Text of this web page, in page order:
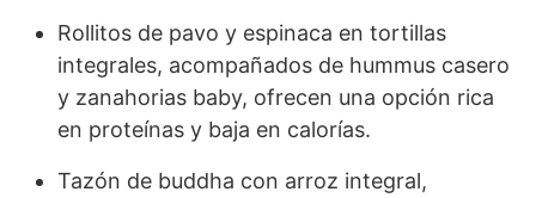
Rollitos de pavo y espinaca en tortillas
integrales, acompañados de hummus casero
y zanahorias baby, ofrecen una opción rica
en proteínas y baja en calorías.
Tazón de buddha con arroz integral,